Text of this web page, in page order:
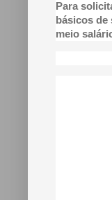
Para
básicos
meio